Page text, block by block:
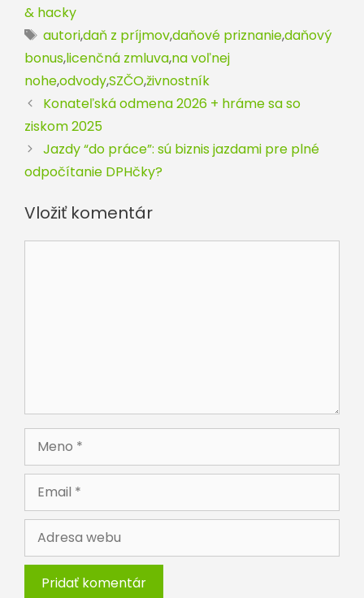
& hacky
Značky
autori,daň z príjmov,daňové priznanie,daňový
bonus,licenčná zmluva,na voľnej
nohe,odvody,SZČO,živnostník
Konateľská odmena 2026 + hráme sa so
ziskom 2025
Jazdy “do práce”: sú biznis jazdami pre plné
odpočítanie DPHčky?
Vložiť komentár
Adresa
webu